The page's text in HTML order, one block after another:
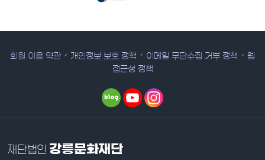
회원 이용 약관 개인정보 보호 정책 이메일 무단수집 거부 정책
웹
접근성 정책
재단법인 강릉문화재단